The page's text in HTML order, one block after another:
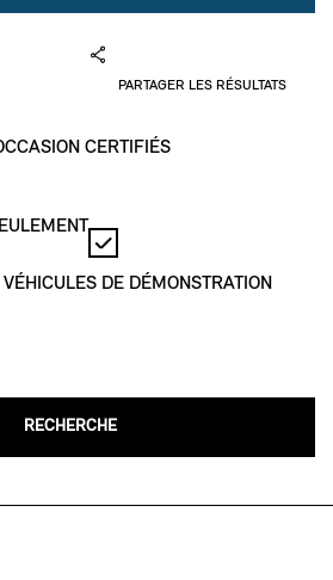
PARTAGER LES RÉSULTATS
CERTIFIÉS
DE DÉMONSTRATION
RECHERCHE